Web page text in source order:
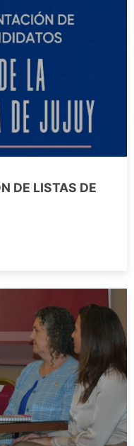
DE LISTAS DE